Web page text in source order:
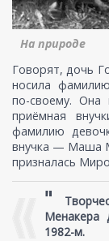
На природе
Говорят, дочь
носила
по-своему.
приёмная
фамилию
внучка — Маша
призналась
"
Менакера
1982-м.